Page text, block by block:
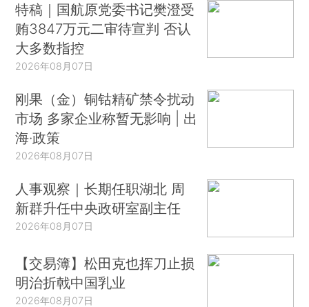
特稿｜国航原党委书记樊澄受
贿3847万元二审待宣判 否认
大多数指控
2026年08月07日
刚果（金）铜钴精矿禁令扰动
市场 多家企业称暂无影响 | 出
海·政策
2026年08月07日
人事观察｜长期任职湖北 周
新群升任中央政研室副主任
2026年08月07日
【交易簿】松田克也挥刀止损
明治折戟中国乳业
2026年08月07日